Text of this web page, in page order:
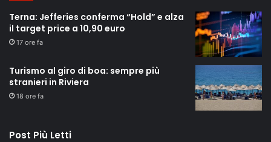
Terna: Jefferies conferma “Hold” e alza
il target price a 10,90 euro
17 ore fa
Turismo al giro di boa: sempre più
stranieri in Riviera
18 ore fa
Post Più Letti